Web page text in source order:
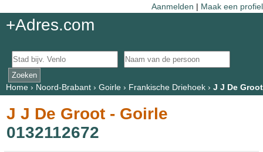
Aanmelden | Maak een profiel
+Adres.com
Home› Noord-Brabant› Goirle› Frankische Driehoek› J J De Groot
J J De Groot - Goirle
0132112672